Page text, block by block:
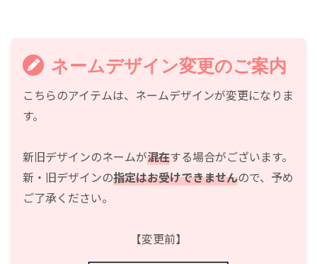
ネームデザイン変更のご案内
こちらのアイテムは、ネームデザインが変更になりま
す。
新旧デザインのネームが混在する場合がございます。
新・旧デザインの指定はお受けできませんので、予め
ご了承ください。
【変更前】